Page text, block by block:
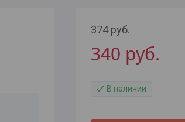
374руб.
340 руб.
В наличии